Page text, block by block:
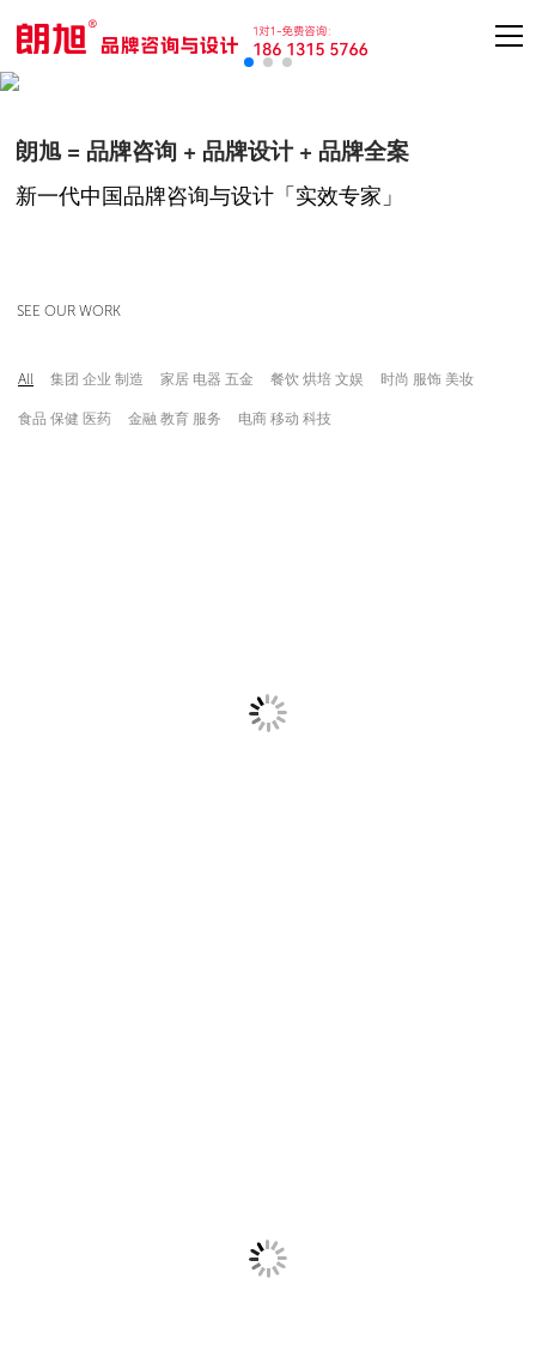
朗旭 = 品牌咨询 + 品牌设计 + 品牌全案
新一代中国品牌咨询与设计「实效专家」
SEE OUR WORK
All 集团 企业 制造 家居 电器 五金 餐饮 烘培 文娱
时尚 服饰 美妆
食品 保健 医药
金融 教育 服务 电商 移动 科技